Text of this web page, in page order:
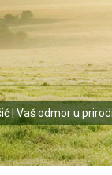
| Vaš odmor u